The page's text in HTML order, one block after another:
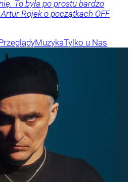
To była po prostu bardzo
Rojek o początkach OFF
MuzykaTylko u Nas